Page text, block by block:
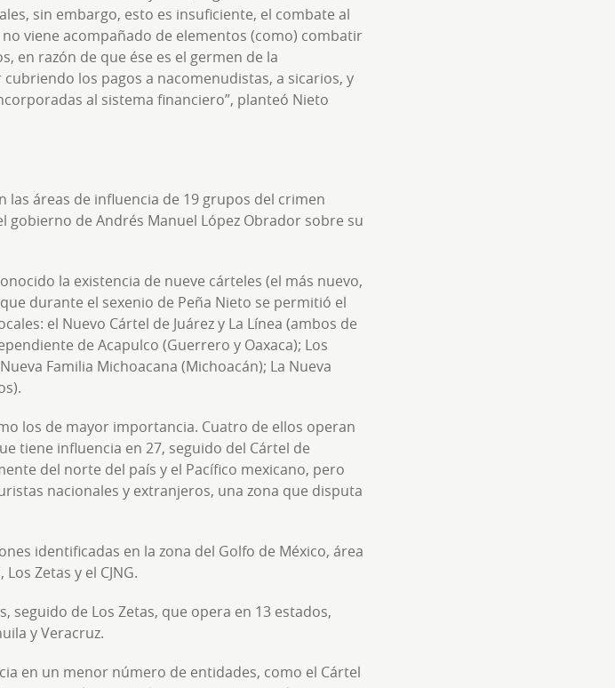
sin embargo, esto es insuficiente, el combate al
viene acompañado de elementos (como) combatir
en razón de que ése es el germen de la
los pagos a nacomenudistas, a sicarios, y
al sistema financiero”, planteó Nieto
áreas de influencia de 19 grupos del crimen
gobierno de Andrés Manuel López Obrador sobre su
la existencia de nueve cárteles (el más nuevo,
durante el sexenio de Peña Nieto se permitió el
el Nuevo Cártel de Juárez y La Línea (ambos de
de Acapulco (Guerrero y Oaxaca); Los
Familia Michoacana (Michoacán); La Nueva
los de mayor importancia. Cuatro de ellos operan
tiene influencia en 27, seguido del Cártel de
del norte del país y el Pacífico mexicano, pero
nacionales y extranjeros, una zona que disputa
identificadas en la zona del Golfo de México, área
Zetas y el CJNG.
seguido de Los Zetas, que opera en 13 estados,
y Veracruz.
en un menor número de entidades, como el Cártel